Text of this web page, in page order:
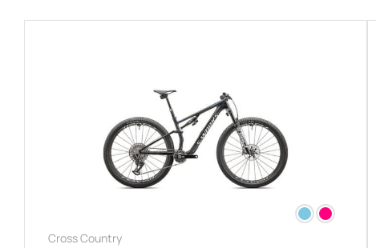
Cross Country